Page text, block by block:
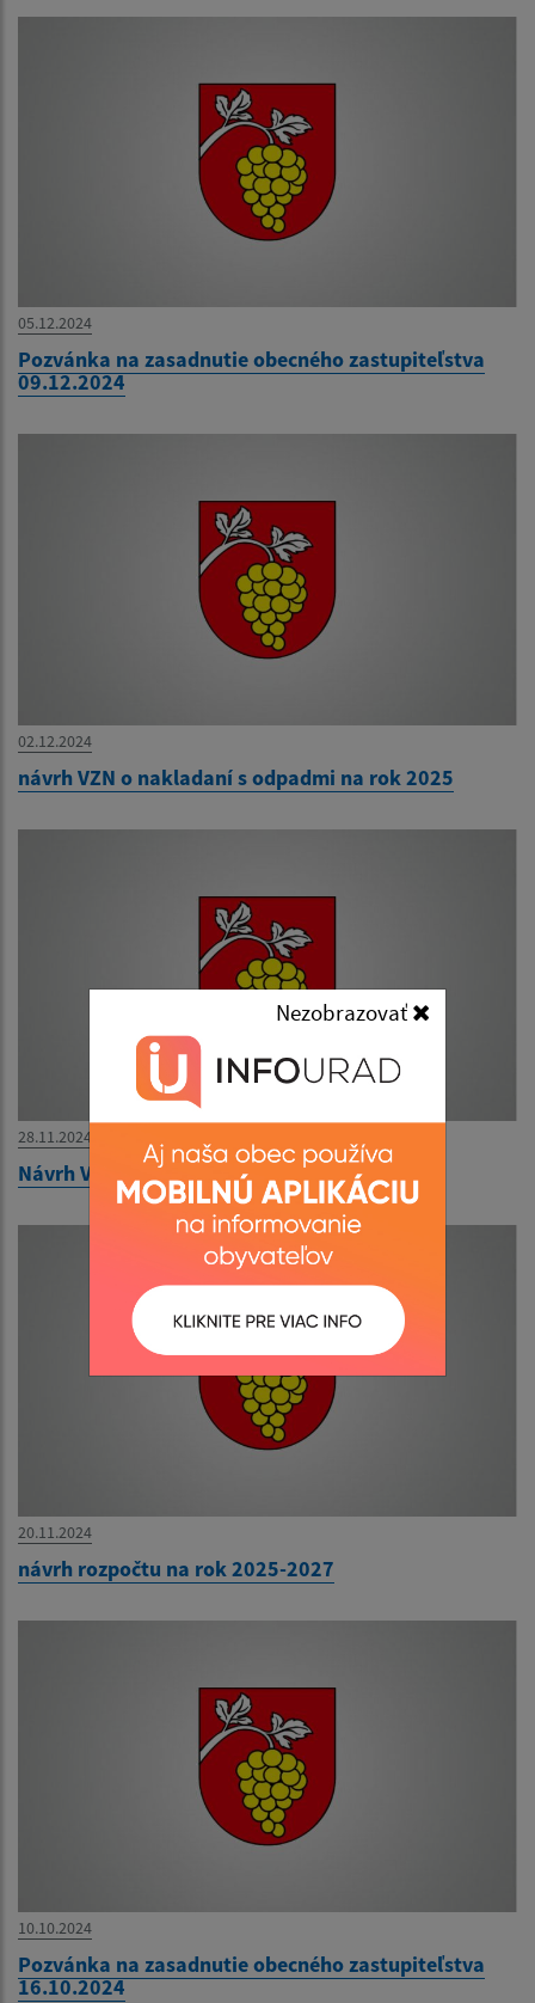
Nezobrazovať
05.12.2024
Pozvánka na zasadnutie obecného zastupiteľstva
09.12.2024
02.12.2024
návrh VZN o nakladaní s odpadmi na rok 2025
28.11.2024
Návrh VZN o miestnych daniach
20.11.2024
návrh rozpočtu na rok 2025-2027
10.10.2024
Pozvánka na zasadnutie obecného zastupiteľstva
16.10.2024